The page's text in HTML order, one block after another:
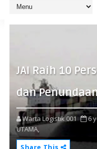
JAI Raih 10
dan
Warta Logistik 001 6
UTAMA,
Share This